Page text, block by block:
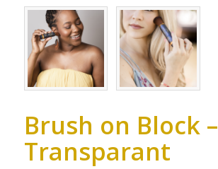
Brush on Block –
Transparant